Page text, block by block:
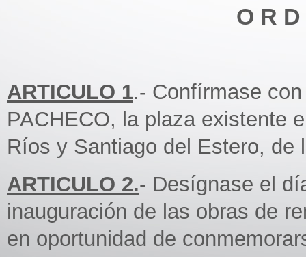
O R
ARTICULO 1.- Confírmase
PACHECO, la plaza existente
Ríos y Santiago del Estero, de
ARTICULO 2.- Desígnase el
inauguración de las obras de
en oportunidad de